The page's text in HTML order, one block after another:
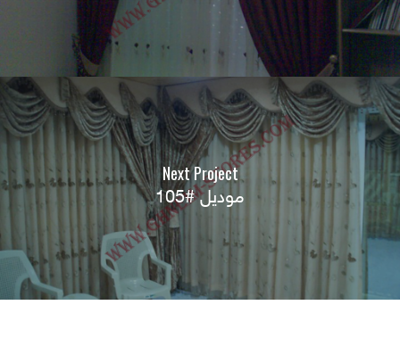
Next Project
موديل #105